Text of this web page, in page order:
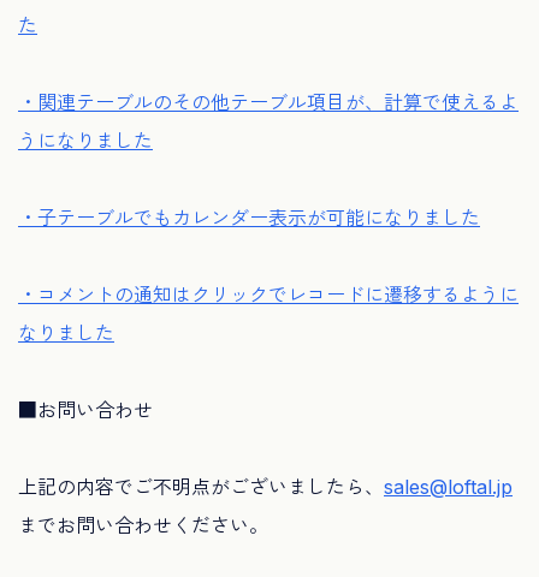
た
・関連テーブルのその他テーブル項目が、 計算で使えるよ
うになりました
・子テーブルでもカレンダー表示が可能になりました
・ コメントの通知はクリックでレコードに遷移するように
なりました
■お問い合わせ
上記の内容でご不明点がございましたら、 sales@loftal.jp
までお問い合わせください。